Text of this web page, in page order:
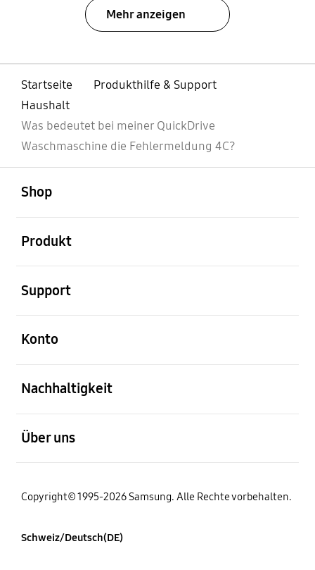
Mehr anzeigen
Startseite
Produkthilfe & Support
Haushalt
Was bedeutet bei meiner QuickDrive
Waschmaschine die Fehlermeldung 4C?
Shop
Produkt
Support
Konto
Nachhaltigkeit
Über uns
Copyright© 1995-2026 Samsung. Alle Rechte vorbehalten.
Schweiz/Deutsch(DE)